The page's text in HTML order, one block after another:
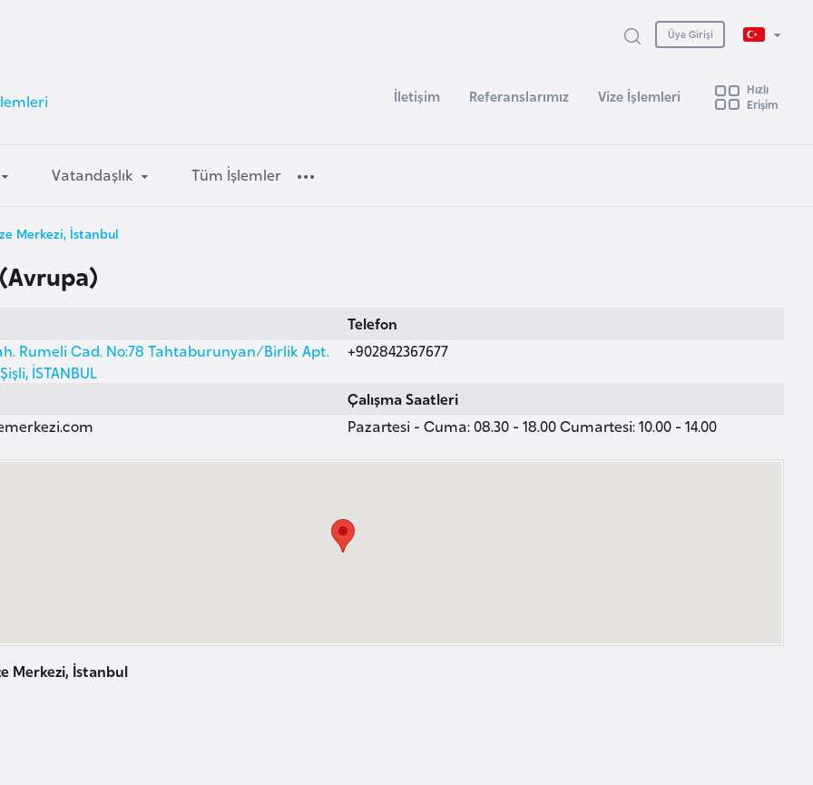
Üye Girişi
İletişim Referanslarımız Vize İşlemleri
Hızlı
Erişim
Vatandaşlık Tüm İşlemler
Merkezi, İstanbul
Rumeli Cad. No:78 Tahtaburunyan/Birlik Apt.
İSTANBUL
Telefon
+902842367677
Çalışma Saatleri
Pazartesi - Cuma: 08.30 - 18.00 Cumartesi: 10.00 - 14.00
Merkezi, İstanbul